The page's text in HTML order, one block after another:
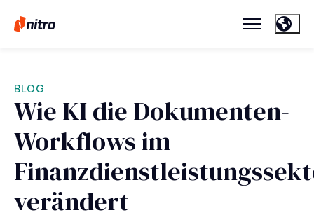
BLOG
Wie KI die Dokumenten-
Workflows im
verändert